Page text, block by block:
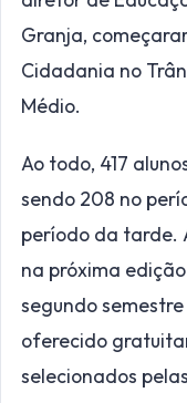
Granja,
Cidadania no
Médio.
Ao todo, 417
sendo 208 no
período da tarde.
na próxima
segundo
oferecido
selecionados